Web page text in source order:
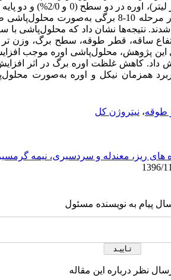
(0 و 2/0%) و دو پایه
طرح کامل تصادفی با چهار تکرار انجام شد. تیمارها در
نتیجه‌‌ها نشان داد که محلول‌پاشی
ساقه، قطر طوقه، سطح برگ، وزن
پژوهش، محلول‌پاشی اوره موجب
کاهش غلظت اوره برگ در اثر
همزمان نیکل و اوره به‌صورت
طوقه، نیتروژن کل
های ریز، معندله و سردسیری، نیمه
پیام به نویسنده مسئول
نظر درباره این مقاله